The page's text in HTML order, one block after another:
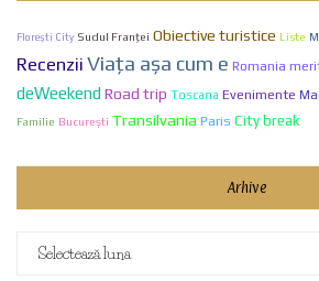
Florești City Sudul Franței Obiective turistice Liste
Recenzii Viaţa aşa cum e Romania
deWeekend Road trip Toscana Evenimente
Familie Bucureşti Transilvania Paris City break
Arhive